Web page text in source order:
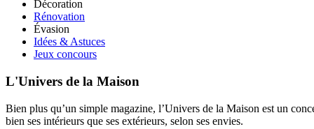
Décoration
Rénovation
Évasion
Idées & Astuces
Jeux concours
L'Univers de la Maison
Bien plus qu’un simple magazine, l’Univers de la Maison est un
bien ses intérieurs que ses extérieurs, selon ses envies.